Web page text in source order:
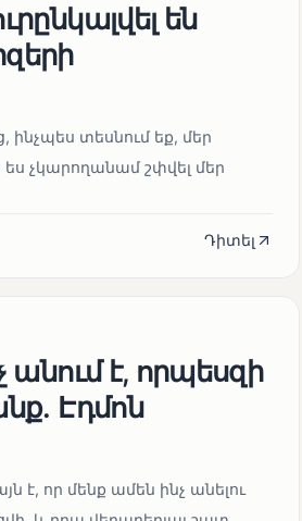
են
ինչպես տեսնում եք, մեր
ես չկարողանամ շփվել մեր
Դիտել
անում է, որպեսզի
Էդմոն
է, որ մենք ամեն ինչ անելու